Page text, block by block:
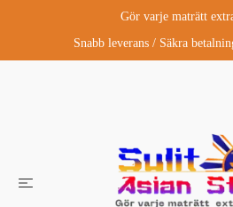
Gör varje maträtt
Snabb leverans / Säkra